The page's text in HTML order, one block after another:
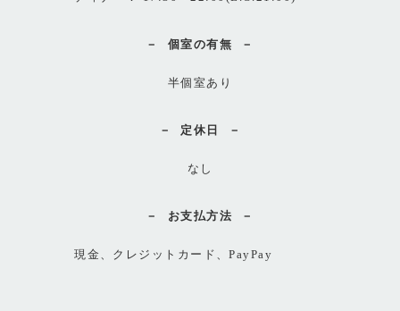
個室の有無
半個室あり
定休日
なし
お支払方法
現金、クレジットカード、PayPay